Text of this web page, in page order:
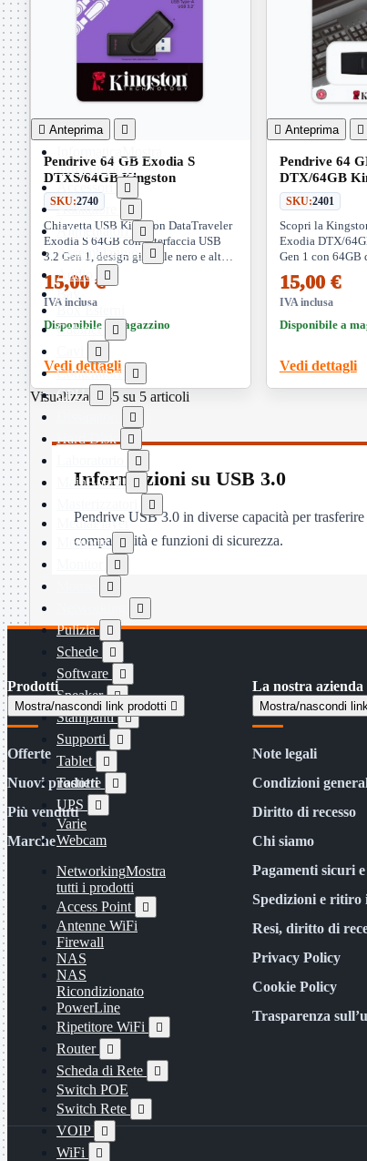
Telefoni
Videosorveglianza
DomoticaMostra
tutti i prodotti
ZigBee
tutti i prodotti
Accessori

Adattatore 
Alimentatori 
Assemblaggio 
Audio 
Bay
Box Esterni
Cabinet


Contenitori 
CPU 

Hard Disk 

MainBoard 

MediaPlayer
Memorie




Pulizia 
Schede 
Software 
Speaker 
Stampanti 
Supporti 
Tablet 
Tastiere 
UPS 
Varie
Webcam
NetworkingMostra
tutti i prodotti
Access Point

Antenne WiFi
Firewall
NAS
NAS
Ricondizionato
PowerLine
Ripetitore WiFi

Router 
Scheda di Rete 
Switch POE
Switch Rete

VOIP 
WiFi 
 Anteprima 
Pendrive 64 GB Exodia S
DTXS/64GB Kingston
SKU:2740
Chiavetta USB Kingston DataTraveler
Exodia S 64GB con interfaccia USB
3.2 Gen 1, design girevole nero e alta
velocità di trasferimento. Affidabile e
compatta
15,00 €
IVA inclusa
Disponibile a magazzino
Vedi dettagli
 Anteprima 
Pendrive 64
DTX/64GB
SKU:2401
Scopri la
Exodia DTX/
Gen 1 con 64GB
compatibilità
dispositivi digitali.
15,00 €
IVA inclusa
Disponibile a
Vedi dettagli
Visualizzati 1-5 su 5 articoli
Informazioni su USB 3.0
Pendrive USB 3.0 in diverse capacità per
compatibilità e funzioni di sicurezza.
Prodotti
Mostra/nascondi link prodotti 
Offerte
Nuovi prodotti
Più venduti
Marche
La nostra azienda
Mostra/nascondi
Note legali
Condizioni
Diritto di recesso
Chi siamo
Pagamenti sicuri
Spedizioni e ritiro
Resi, diritto di
Privacy Policy
Cookie Policy
Trasparenza